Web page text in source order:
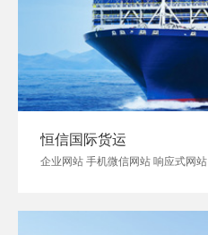
恒信国际货运
企业网站 手机微信网站 响应式网站